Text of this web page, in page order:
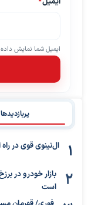
ایمیل شما نمایش
پربازدیدها
ال‌نینوی قوی در
بازار خودرو در
است